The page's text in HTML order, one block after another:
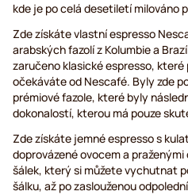
kde je po celá desetiletí milováno
Zde získáte vlastní espresso
arabských fazolí z Kolumbie a
zaručeno klasické espresso,
očekáváte od Nescafé. Byly zde
prémiové fazole, které byly
dokonalostí, kterou má pouze
Zde získáte jemné espresso s
doprovázené ovocem a
šálek, který si můžete vychutnat
šálku, až po zaslouženou